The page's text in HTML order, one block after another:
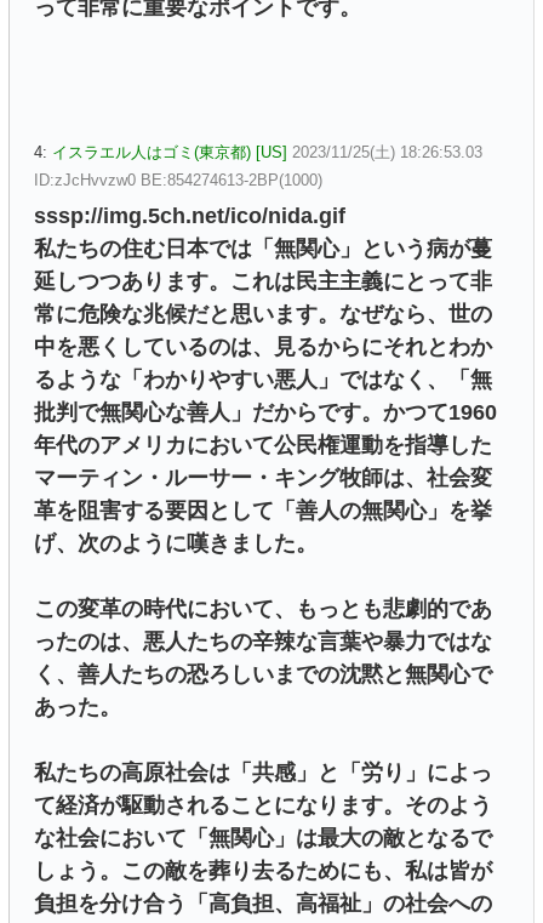
って非常に重要なポイントです。
4: イスラエル人はゴミ(東京都) [US] 2023/11/25(土) 18:26:53.03
ID:zJcHvvzw0 BE:854274613-2BP(1000)
sssp://img.5ch.net/ico/nida.gif
私たちの住む日本では「無関心」という病が蔓
延しつつあります。これは民主主義にとって非
常に危険な兆候だと思います。なぜなら、世の
中を悪くしているのは、見るからにそれとわか
るような「わかりやすい悪人」ではなく、「無
批判で無関心な善人」だからです。かつて1960
年代のアメリカにおいて公民権運動を指導した
マーティン・ルーサー・キング牧師は、社会変
革を阻害する要因として「善人の無関心」を挙
げ、次のように嘆きました。
この変革の時代において、もっとも悲劇的であ
ったのは、悪人たちの辛辣な言葉や暴力ではな
く、善人たちの恐ろしいまでの沈黙と無関心で
あった。
私たちの高原社会は「共感」と「労り」によっ
て経済が駆動されることになります。そのよう
な社会において「無関心」は最大の敵となるで
しょう。この敵を葬り去るためにも、私は皆が
負担を分け合う「高負担、高福祉」の社会への